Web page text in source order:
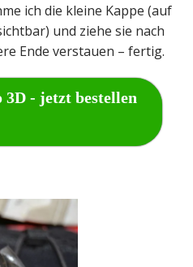
ich die kleine Kappe (auf
und ziehe sie nach
Ende verstauen – fertig.
3D - jetzt bestellen